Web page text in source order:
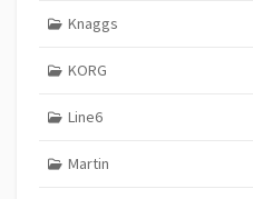
Knaggs
KORG
Line6
Martin